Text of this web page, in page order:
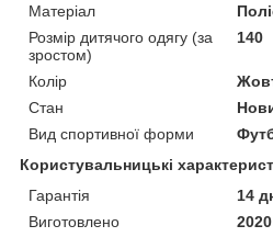
Матеріал
Розмір дитячого одягу (за
зростом)
140
Колір
Стан
Вид спортивної форми
Користувальницькі
Гарантія
14
Виготовлено
2020